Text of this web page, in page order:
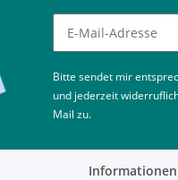
Newsletter
Bitte sendet mir
und jederzeit
Mail zu.
Informationen